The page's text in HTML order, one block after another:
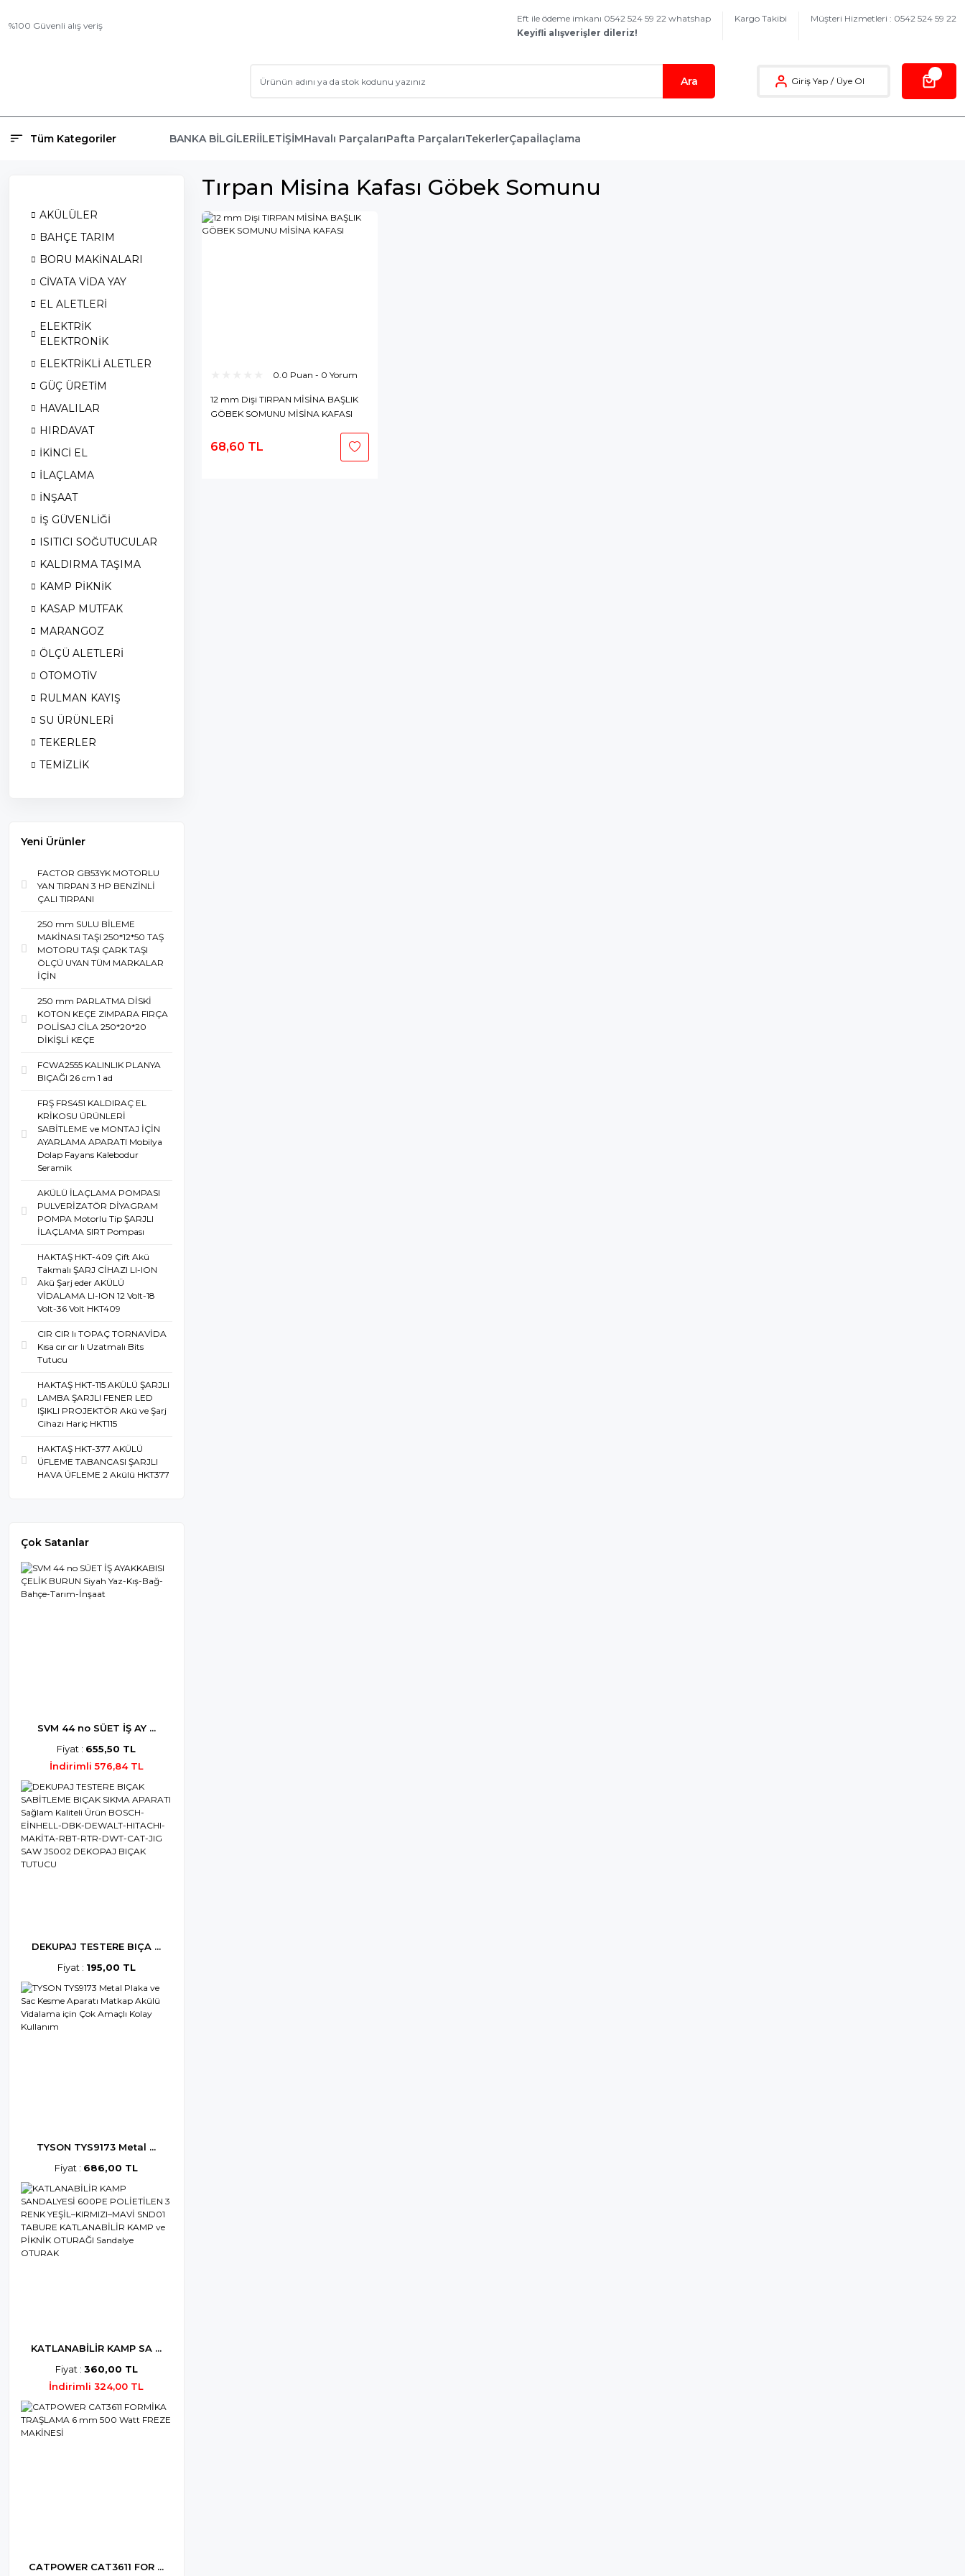
%100 Güvenli alış veriş
Eft ile ödeme imkanı 0542 524 59 22 whatshap
Keyifli alışverişler dileriz!
Kargo Takibi Müşteri Hizmetleri : 0542 524 59 22
Ara Giriş Yap / Üye Ol
Tüm Kategoriler BANKA BİLGİLERİİLETİŞİMHavalı ParçalarıPafta ParçalarıTekerlerÇapaİlaçlama
AKÜLÜLER
BAHÇE TARIM
BORU MAKİNALARI
CİVATA VİDA YAY
EL ALETLERİ
ELEKTRİK
ELEKTRONİK
ELEKTRİKLİ ALETLER
GÜÇ ÜRETİM
HAVALILAR
HIRDAVAT
İKİNCİ EL
İLAÇLAMA
İNŞAAT
İŞ GÜVENLİĞİ
ISITICI SOĞUTUCULAR
KALDIRMA TAŞIMA
KAMP PİKNİK
KASAP MUTFAK
MARANGOZ
ÖLÇÜ ALETLERİ
OTOMOTİV
RULMAN KAYIŞ
SU ÜRÜNLERİ
TEKERLER
TEMİZLİK
Yeni Ürünler
FACTOR GB53YK MOTORLU
YAN TIRPAN 3 HP BENZİNLİ
ÇALI TIRPANI
250 mm SULU BİLEME
MAKİNASI TAŞI 250*12*50 TAŞ
MOTORU TAŞI ÇARK TAŞI
ÖLÇÜ UYAN TÜM MARKALAR
İÇİN
250 mm PARLATMA DİSKİ
KOTON KEÇE ZIMPARA FIRÇA
POLİSAJ CİLA 250*20*20
DİKİŞLİ KEÇE
FCWA2555 KALINLIK PLANYA
BIÇAĞI 26 cm 1 ad
FRŞ FRS451 KALDIRAÇ EL
KRİKOSU ÜRÜNLERİ
SABİTLEME ve MONTAJ İÇİN
AYARLAMA APARATI Mobilya
Dolap Fayans Kalebodur
Seramik
AKÜLÜ İLAÇLAMA POMPASI
PULVERİZATÖR DİYAGRAM
POMPA Motorlu Tip ŞARJLI
İLAÇLAMA SIRT Pompası
HAKTAŞ HKT-409 Çift Akü
Takmalı ŞARJ CİHAZI LI-ION
Akü Şarj eder AKÜLÜ
VİDALAMA LI-ION 12 Volt-18
Volt-36 Volt HKT409
CIR CIR lı TOPAÇ TORNAVİDA
Kısa cır cır lı Uzatmalı Bits
Tutucu
HAKTAŞ HKT-115 AKÜLÜ ŞARJLI
LAMBA ŞARJLI FENER LED
IŞIKLI PROJEKTÖR Akü ve Şarj
Cihazı Hariç HKT115
HAKTAŞ HKT-377 AKÜLÜ
ÜFLEME TABANCASI ŞARJLI
HAVA ÜFLEME 2 Akülü HKT377
Çok Satanlar
SVM 44 no SÜET İŞ AY ...
Fiyat : 655,50 TL
İndirimli 576,84 TL
DEKUPAJ TESTERE BIÇA ...
Fiyat : 195,00 TL
TYSON TYS9173 Metal ...
Fiyat : 686,00 TL
KATLANABİLİR KAMP SA ...
Fiyat : 360,00 TL
İndirimli 324,00 TL
CATPOWER CAT3611 FOR ...
Tırpan Misina Kafası Göbek Somunu
0.0 Puan - 0 Yorum
12 mm Dişi TIRPAN MİSİNA BAŞLIK
GÖBEK SOMUNU MİSİNA KAFASI
68,60 TL